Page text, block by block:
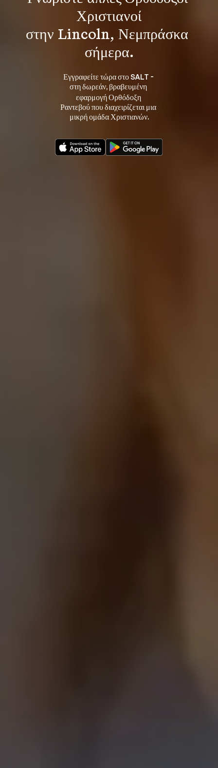
Χριστιανοί
στην Lincoln, Νεμπράσκα
σήμερα.
Εγγραφείτε τώρα στο SALT -
στη δωρεάν, βραβευμένη
εφαρμογή Ορθόδοξη
Ραντεβού που διαχειρίζεται μια
μικρή ομάδα Χριστιανών.